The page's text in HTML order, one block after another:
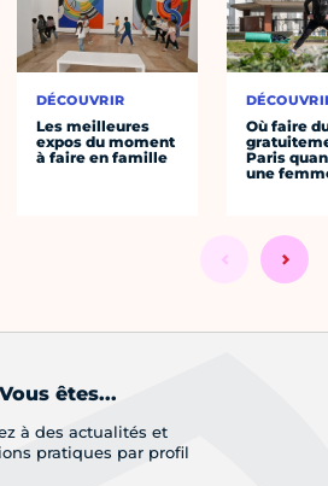
DÉCOUVRIR
Les meilleures
expos du moment
à faire en famille
Où faire
Paris
une
Vous êtes...
à des actualités et
pratiques par profil